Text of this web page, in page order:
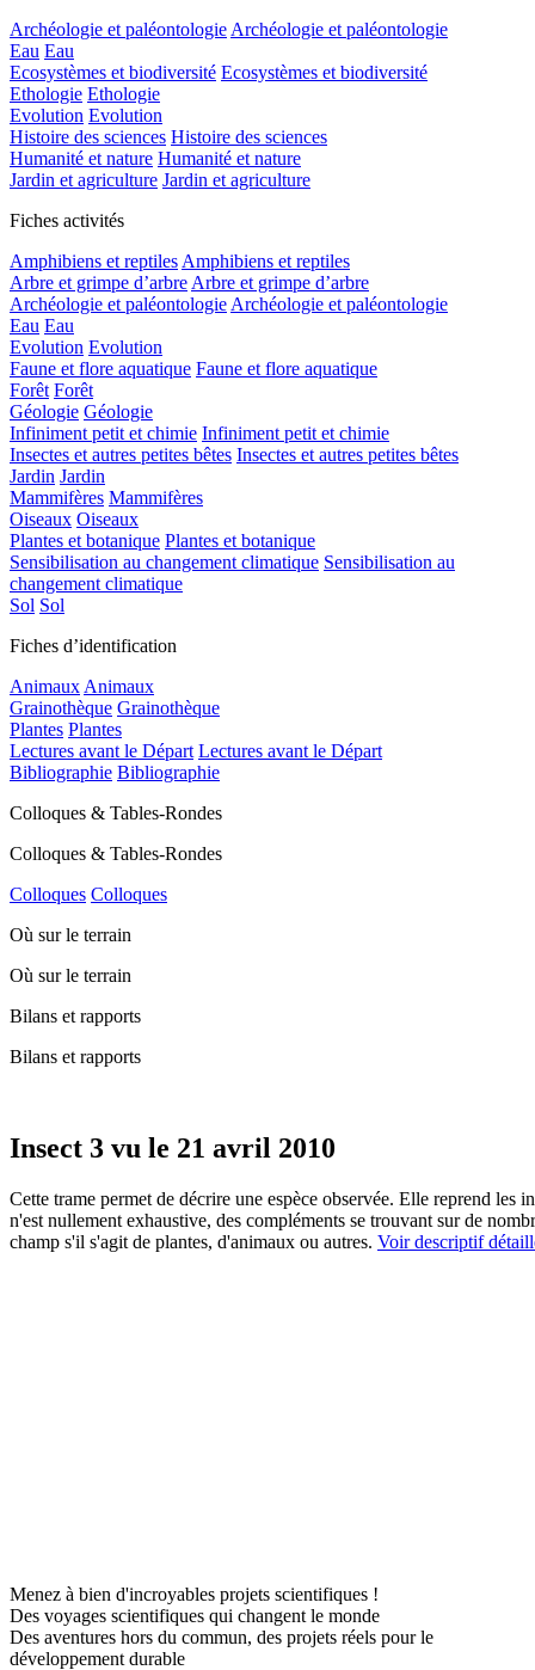
Archéologie et paléontologie Archéologie et paléontologie
Eau Eau
Ecosystèmes et biodiversité Ecosystèmes et biodiversité
Ethologie Ethologie
Evolution Evolution
Histoire des sciences Histoire des sciences
Humanité et nature Humanité et nature
Jardin et agriculture Jardin et agriculture
Fiches activités
Amphibiens et reptiles Amphibiens et reptiles
Arbre et grimpe d’arbre Arbre et grimpe d’arbre
Archéologie et paléontologie Archéologie et paléontologie
Eau Eau
Evolution Evolution
Faune et flore aquatique Faune et flore aquatique
Forêt Forêt
Géologie Géologie
Infiniment petit et chimie Infiniment petit et chimie
Insectes et autres petites bêtes Insectes et autres petites bêtes
Jardin Jardin
Mammifères Mammifères
Oiseaux Oiseaux
Plantes et botanique Plantes et botanique
Sensibilisation au changement climatique Sensibilisation au
changement climatique
Sol Sol
Fiches d’identification
Animaux Animaux
Grainothèque Grainothèque
Plantes Plantes
Lectures avant le Départ Lectures avant le Départ
Bibliographie Bibliographie
Colloques & Tables-Rondes
Colloques & Tables-Rondes
Colloques Colloques
Où sur le terrain
Où sur le terrain
Bilans et rapports
Bilans et rapports
Insect 3 vu le 21 avril 2010
Cette trame permet de décrire une espèce observée. Elle reprend
n'est nullement exhaustive, des compléments se trouvant sur de
champ s'il s'agit de plantes, d'animaux ou autres. Voir descriptif
Menez à bien d'incroyables projets scientifiques !
Des voyages scientifiques qui changent le monde
Des aventures hors du commun, des projets réels pour le
développement durable